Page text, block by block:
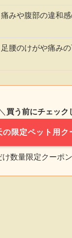
痛みや腹部の違和
足腰のけがや痛み
＼ 買う前にチェック
の限定ペット用ク
数量限定クーポ